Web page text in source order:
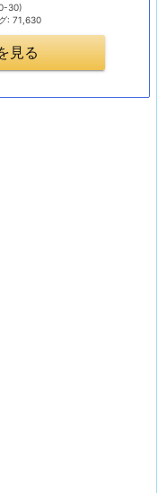
30)
: 71,630
見る